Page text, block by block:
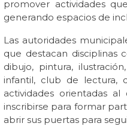
promover actividades
generando espacios de
Las autoridades
que destacan disciplinas
dibujo, pintura,
infantil, club de lectura,
actividades orientadas
inscribirse para formar
abrir sus puertas para